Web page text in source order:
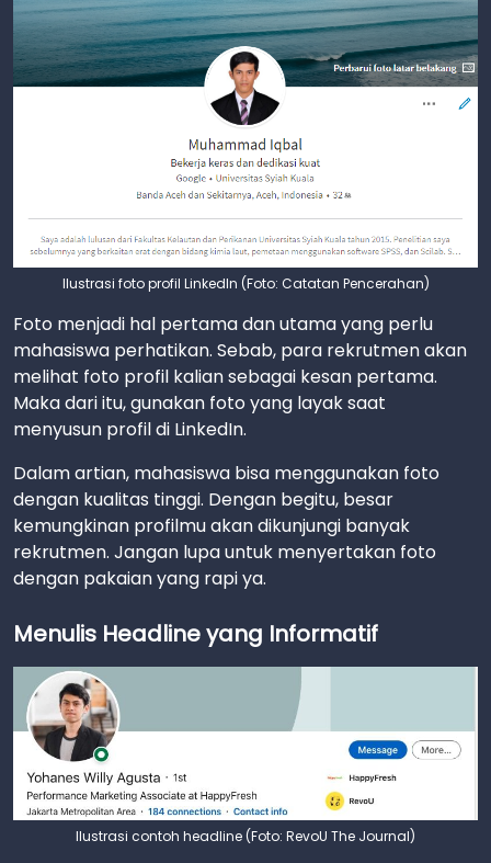
Ilustrasi foto profil LinkedIn (Foto: Catatan Pencerahan)
Foto menjadi hal pertama dan utama yang perlu
mahasiswa perhatikan. Sebab, para rekrutmen akan
melihat foto profil kalian sebagai kesan pertama.
Maka dari itu, gunakan foto yang layak saat
menyusun profil di LinkedIn.
Dalam artian, mahasiswa bisa menggunakan foto
dengan kualitas tinggi. Dengan begitu, besar
kemungkinan profilmu akan dikunjungi banyak
rekrutmen. Jangan lupa untuk menyertakan foto
dengan pakaian yang rapi ya.
Menulis Headline yang Informatif
Ilustrasi contoh headline (Foto: RevoU The Journal)